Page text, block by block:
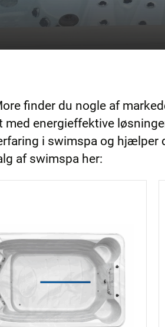
finder du nogle af
med energieffektive
i swimspa og hjælper
af swimspa her: